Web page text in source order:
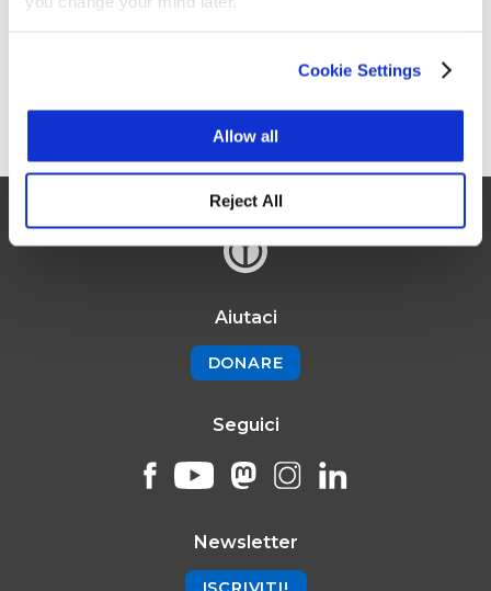
Cookie Settings
Allow all
Reject All
Aiutaci
DONARE
Seguici
Newsletter